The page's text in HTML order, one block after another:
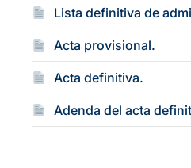
Lista definitiva de
Acta provisional.
Acta definitiva.
Adenda del acta